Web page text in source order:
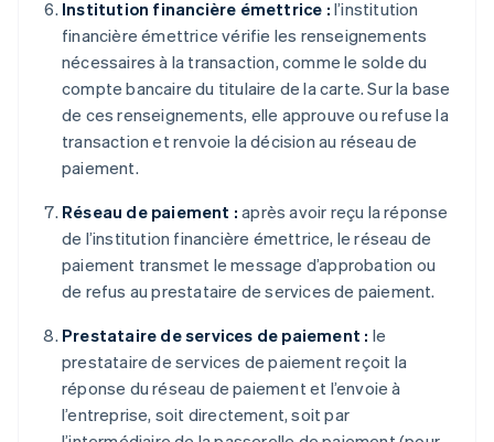
Institution financière émettrice : l’institution
financière émettrice vérifie les renseignements
nécessaires à la transaction, comme le solde du
compte bancaire du titulaire de la carte. Sur la base
de ces renseignements, elle approuve ou refuse la
transaction et renvoie la décision au réseau de
paiement.
Réseau de paiement : après avoir reçu la réponse
de l’institution financière émettrice, le réseau de
paiement transmet le message d’approbation ou
de refus au prestataire de services de paiement.
Prestataire de services de paiement : le
prestataire de services de paiement reçoit la
réponse du réseau de paiement et l’envoie à
l’entreprise, soit directement, soit par